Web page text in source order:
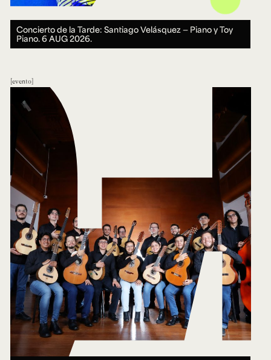
Concierto de la Tarde: Santiago Velásquez — Piano y Toy
Piano.6 AUG 2026.
evento